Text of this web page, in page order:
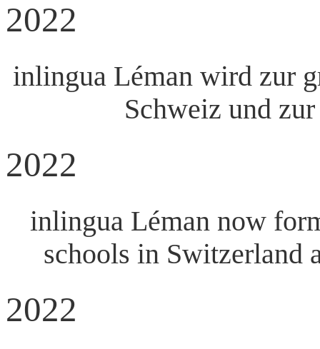
2022
inlingua Léman wird zur
Schweiz und
2022
inlingua Léman now
schools in Switzerland
2022